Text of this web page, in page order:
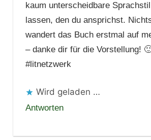
kaum unterscheidbare
lassen, den du ansprichst.
wandert das Buch erstmal auf
– danke dir für die Vorstellung!
#litnetzwerk
Wird geladen …
Antworten